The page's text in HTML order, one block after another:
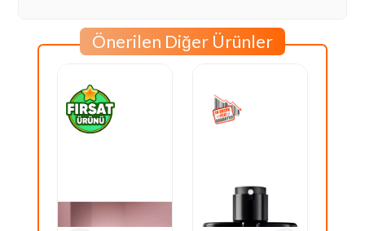
Önerilen Diğer Ürünler